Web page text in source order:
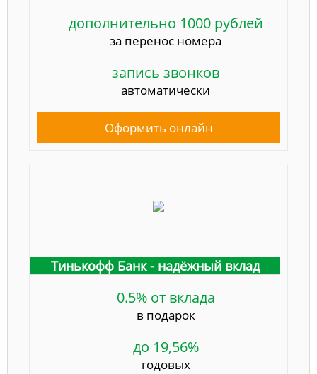
дополнительно 1000 рублей
за перенос номера
запись звонков
автоматически
Оформить онлайн
Тинькофф Банк - надёжный вклад
0.5% от вклада
в подарок
до 19,56%
годовых